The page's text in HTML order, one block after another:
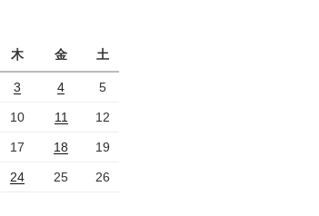
木 金 土
3 4 5
10 11 12
17 18 19
24 25 26